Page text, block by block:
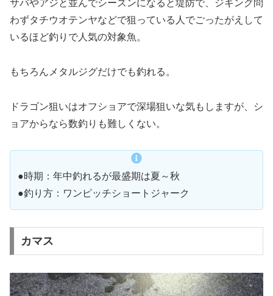
サバやアジと並んでシーズンになると堤防で、ジギング問
わずタチウオテンヤなどで狙っている人でごったがえして
いるほど釣りで人気の対象魚。
もちろんメタルジグだけでも釣れる。
ドラゴン狙いはオフショアで深場狙いな気もしますが、シ
ョアからなら数釣りも難しくない。
●時期：年中釣れるが最盛期は夏～秋
●釣り方：ワンピッチショートジャーク
カマス